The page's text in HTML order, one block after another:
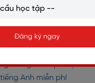
KHOÁ HỌC TIẾNG ANH
Anh giao tiếp TRỰC
Anh giao tiếp dành
Anh giao tiếp TRỰC
tiếng Anh miễn phí
Đăng ký ngay